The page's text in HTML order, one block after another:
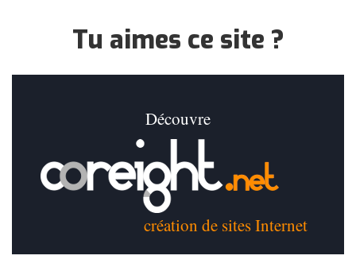
Tu aimes ce site ?
Découvre
création de sites Internet